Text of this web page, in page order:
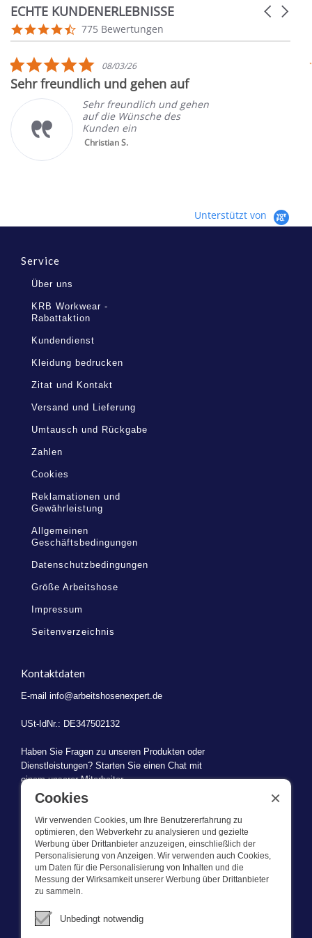
ECHTE KUNDENERLEBNISSE
Reviews
carousel
Carousel
4.7
star
775 Bewertungen
5.0
star
rating
08/03/26
Sehr freundlich und gehen auf
Sehr freundlich und gehen
auf die Wünsche des
Kunden ein
Christian S.
Unterstützt von
Service
Über uns
KRB Workwear -
Rabattaktion
Kundendienst
Kleidung bedrucken
Zitat und Kontakt
Versand und Lieferung
Umtausch und Rückgabe
Zahlen
Cookies
Reklamationen und
Gewährleistung
Allgemeinen
Geschäftsbedingungen
Datenschutzbedingungen
Größe Arbeitshose
Impressum
Seitenverzeichnis
Kontaktdaten
E-mail info@arbeitshosenexpert.de
USt-IdNr.: DE347502132
Haben Sie Fragen zu unseren Produkten oder
Dienstleistungen? Starten Sie einen Chat mit
einem unserer Mitarbeiter.
WAS WIR TUN
Dieser Webshop ist Teil von BEVAZET BV. Bevazet beliefert seit
1983 große und kleinere Unternehmen mit Berufsbekleidung. Wir
haben einen eigenen Laden/Ausstellungsraum in Brandwijk. Wir
bieten unseren Kunden hochwertige und starke
Cookies
Wir verwenden Cookies, um Ihre Benutzererfahrung zu
optimieren, den Webverkehr zu analysieren und gezielte
Werbung über Drittanbieter anzuzeigen, einschließlich der
Personalisierung von Anzeigen. Wir verwenden auch Cookies,
um Daten für die Personalisierung von Inhalten und die
Messung der Wirksamkeit unserer Werbung über Drittanbieter
zu sammeln.
Unbedingt notwendig
×